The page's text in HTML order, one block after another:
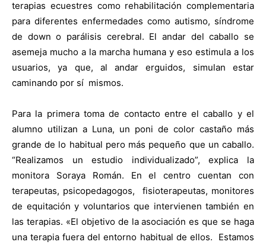
terapias ecuestres como rehabilitación complementaria
para diferentes enfermedades como autismo, síndrome
de down o parálisis cerebral. El andar del caballo se
asemeja mucho a la marcha humana y eso estimula a los
usuarios, ya que, al andar erguidos, simulan estar
caminando por sí mismos.
Para la primera toma de contacto entre el caballo y el
alumno utilizan a Luna, un poni de color castaño más
grande de lo habitual pero más pequeño que un caballo.
“Realizamos un estudio individualizado”, explica la
monitora Soraya Román. En el centro cuentan con
terapeutas, psicopedagogos,
fisioterapeutas, monitores
de equitación y voluntarios que intervienen también en
las terapias. «El objetivo de la asociación es que se haga
una terapia fuera del entorno habitual de ellos.
Estamos